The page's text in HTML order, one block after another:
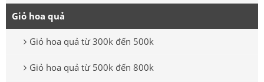
Giỏ hoa quả
Giỏ hoa quả từ 300k đến 500k
Giỏ hoa quả từ 500k đến 800k